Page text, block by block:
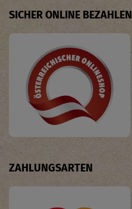
SICHER ONLINE BEZAHLEN
ZAHLUNGSARTEN